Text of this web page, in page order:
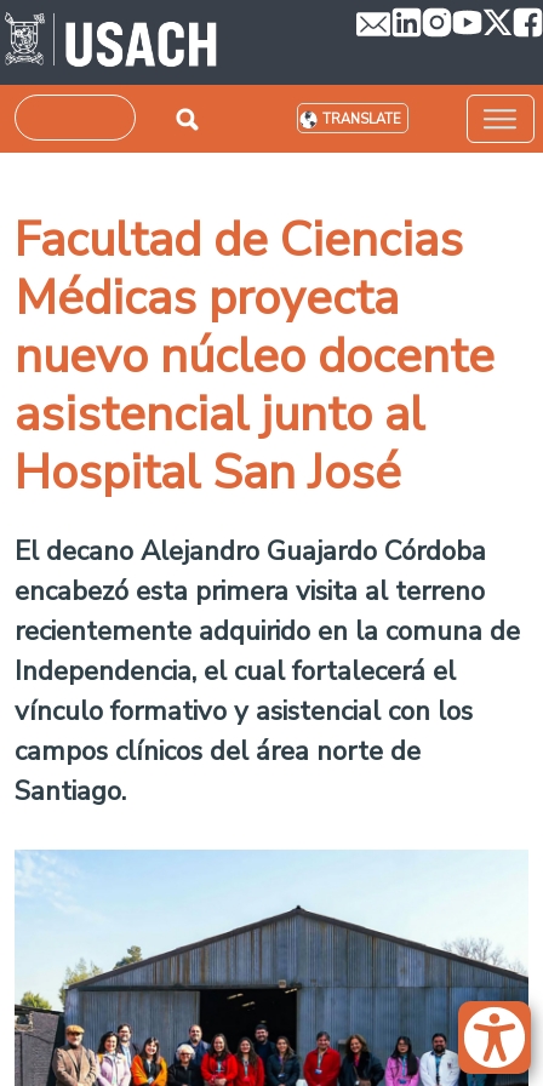
Skip to main content
Search TRANSLATE
Facultad de Ciencias
Médicas proyecta
nuevo núcleo docente
asistencial junto al
Hospital San José
El decano Alejandro Guajardo Córdoba
encabezó esta primera visita al terreno
recientemente adquirido en la comuna de
Independencia, el cual fortalecerá el
vínculo formativo y asistencial con los
campos clínicos del área norte de
Santiago.